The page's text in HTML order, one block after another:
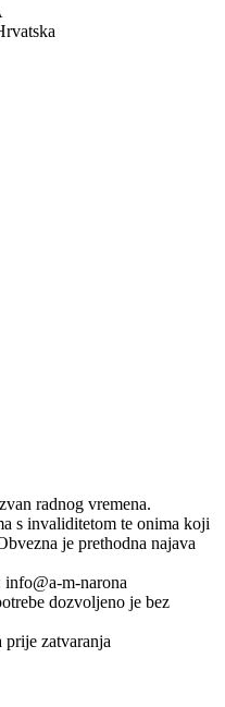
radnog vremena.
s invaliditetom te onima koji
je prethodna najava
m-narona
dozvoljeno je bez
prije zatvaranja